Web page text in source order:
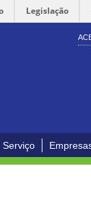
Legislação
Serviço